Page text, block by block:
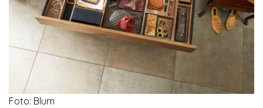
Foto: Blum